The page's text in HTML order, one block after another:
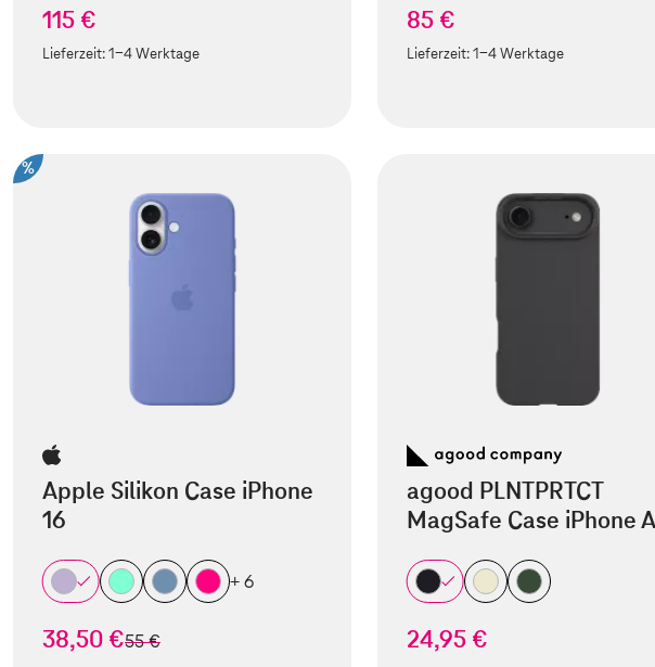
115 €
Lieferzeit:1-4 Werktage
85 €
Lieferzeit:1-4 Werktage
%
Apple Silikon Case iPhone
16
+ 6
38,50 €statt
55 €
agood PLNTPRTCT
MagSafe Case iPhone
24,95 €